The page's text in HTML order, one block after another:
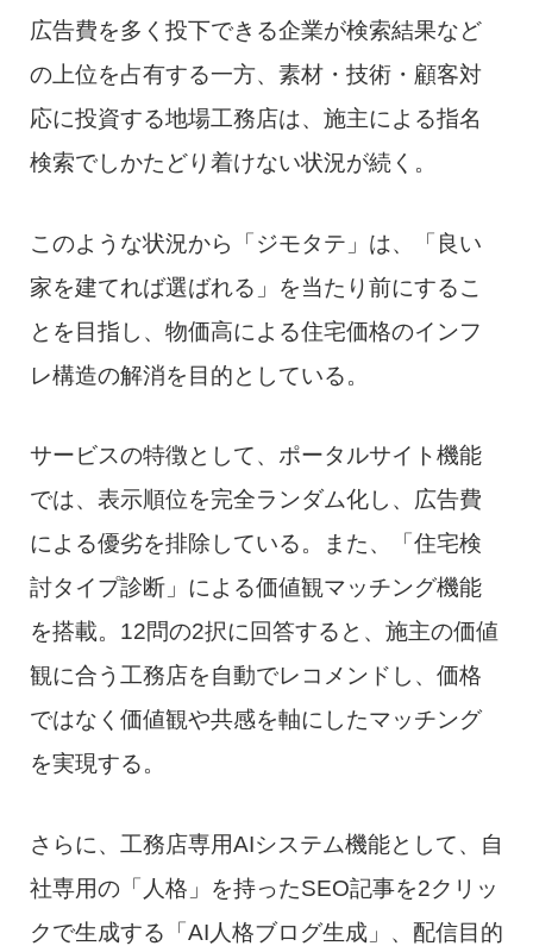
広告費を多く投下できる企業が検索結果など
の上位を占有する一方、素材・技術・顧客対
応に投資する地場工務店は、施主による指名
検索でしかたどり着けない状況が続く。
このような状況から「ジモタテ」は、「良い
家を建てれば選ばれる」を当たり前にするこ
とを目指し、物価高による住宅価格のインフ
レ構造の解消を目的としている。
サービスの特徴として、ポータルサイト機能
では、表示順位を完全ランダム化し、広告費
による優劣を排除している。また、「住宅検
討タイプ診断」による価値観マッチング機能
を搭載。12問の2択に回答すると、施主の価値
観に合う工務店を自動でレコメンドし、価格
ではなく価値観や共感を軸にしたマッチング
を実現する。
さらに、工務店専用AIシステム機能として、自
社専用の「人格」を持ったSEO記事を2クリッ
クで生成する「AI人格ブログ生成」、配信目的